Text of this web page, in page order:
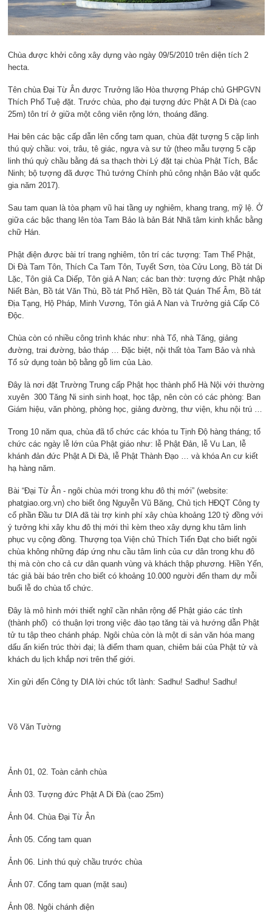
Chùa được khởi công xây dựng vào ngày 09/5/2010 trên diện tích 2
hecta.
Tên chùa Đại Từ Ân được Trưởng lão Hòa thượng Pháp chủ GHPGVN
Thích Phổ Tuệ đặt. Trước chùa, pho đại tượng đức Phật A Di Đà (cao
25m) tôn trí ở giữa một công viên rộng lớn, thoáng đãng.
Hai bên các bậc cấp dẫn lên cổng tam quan, chùa đặt tượng 5 cặp linh
thú quỳ chầu: voi, trâu, tê giác, ngựa và sư tử (theo mẫu tượng 5 cặp
linh thú quỳ chầu bằng đá sa thạch thời Lý đặt tại chùa Phật Tích, Bắc
Ninh; bộ tượng đã được Thủ tướng Chính phủ công nhận Bảo vật quốc
gia năm 2017).
Sau tam quan là tòa phạm vũ hai tầng uy nghiêm, khang trang, mỹ lệ. Ở
giữa các bậc thang lên tòa Tam Bảo là bản Bát Nhã tâm kinh khắc bằng
chữ Hán.
Phật điện được bài trí trang nghiêm, tôn trí các tượng: Tam Thế Phật,
Di Đà Tam Tôn, Thích Ca Tam Tôn, Tuyết Sơn, tòa Cửu Long, Bồ tát Di
Lặc, Tôn giả Ca Diếp, Tôn giả A Nan; các ban thờ: tượng đức Phật nhập
Niết Bàn, Bồ tát Văn Thù, Bồ tát Phổ Hiền, Bồ tát Quán Thế Âm, Bồ tát
Địa Tạng, Hộ Pháp, Minh Vương, Tôn giả A Nan và Trưởng giả Cấp Cô
Độc.
Chùa còn có nhiều công trình khác như: nhà Tổ, nhà Tăng, giảng
đường, trai đường, bảo tháp … Đặc biệt, nội thất tòa Tam Bảo và nhà
Tổ sử dụng toàn bộ bằng gỗ lim của Lào.
Đây là nơi đặt Trường Trung cấp Phật học thành phố Hà Nội với thường
xuyên 300 Tăng Ni sinh sinh hoạt, học tập, nên còn có các phòng: Ban
Giám hiệu, văn phòng, phòng học, giảng đường, thư viện, khu nội trú …
Trong 10 năm qua, chùa đã tổ chức các khóa tu Tịnh Độ hàng tháng; tổ
chức các ngày lễ lớn của Phật giáo như: lễ Phật Đản, lễ Vu Lan, lễ
khánh đản đức Phật A Di Đà, lễ Phật Thành Đạo … và khóa An cư kiết
hạ hàng năm.
Bài “Đại Từ Ân - ngôi chùa mới trong khu đô thị mới” (website:
phatgiao.org.vn) cho biết ông Nguyễn Vũ Băng, Chủ tịch HĐQT Công ty
cổ phần Đầu tư DIA đã tài trợ kinh phí xây chùa khoảng 120 tỷ đồng với
ý tưởng khi xây khu đô thị mới thì kèm theo xây dựng khu tâm linh
phục vụ cộng đồng. Thượng tọa Viện chủ Thích Tiến Đạt cho biết ngôi
chùa không những đáp ứng nhu cầu tâm linh của cư dân trong khu đô
thị mà còn cho cả cư dân quanh vùng và khách thập phương. Hiền Yến,
tác giả bài báo trên cho biết có khoảng 10.000 người đến tham dự mỗi
buổi lễ do chùa tổ chức.
Đây là mô hình mới thiết nghĩ cần nhân rộng để Phật giáo các tỉnh
(thành phố) có thuận lợi trong việc đào tạo tăng tài và hướng dẫn Phật
tử tu tập theo chánh pháp. Ngôi chùa còn là một di sản văn hóa mang
dấu ấn kiến trúc thời đại; là điểm tham quan, chiêm bái của Phật tử và
khách du lịch khắp nơi trên thế giới.
Xin gửi đến Công ty DIA lời chúc tốt lành: Sadhu! Sadhu! Sadhu!
Võ Văn Tường
Ảnh 01, 02. Toàn cảnh chùa
Ảnh 03. Tượng đức Phật A Di Đà (cao 25m)
Ảnh 04. Chùa Đại Từ Ân
Ảnh 05. Cổng tam quan
Ảnh 06. Linh thú quỳ chầu trước chùa
Ảnh 07. Cổng tam quan (mặt sau)
Ảnh 08. Ngôi chánh điện